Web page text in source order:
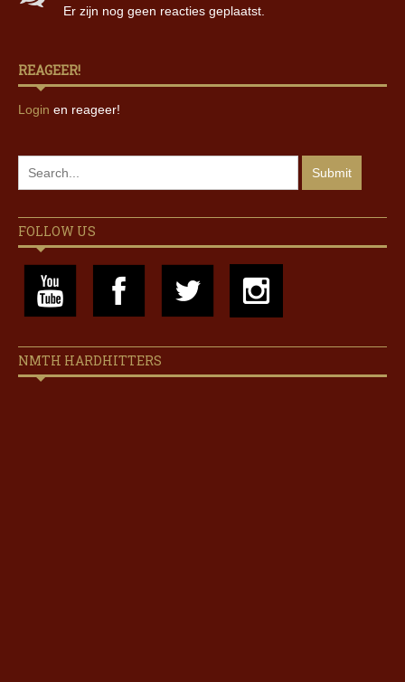
Er zijn nog geen reacties geplaatst.
REAGEER!
Login en reageer!
FOLLOW US
NMTH HARDHITTERS